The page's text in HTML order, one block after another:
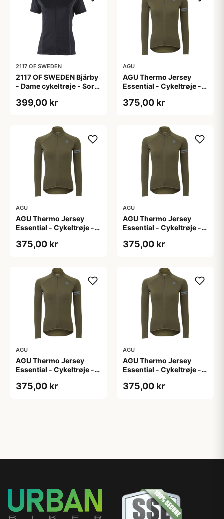
2117 OF SWEDEN
2117 OF SWEDEN Bjärby
- Dame cykeltrøje - Sort
399,00 kr
AGU
AGU Thermo Jersey
Essential - Cykeltrøje -
L
375,00 kr
AGU
AGU Thermo Jersey
Essential - Cykeltrøje -
M
375,00 kr
AGU
AGU Thermo Jersey
Essential - Cykeltrøje -
S
375,00 kr
AGU
AGU Thermo Jersey
Essential - Cykeltrøje -
XL
375,00 kr
AGU
AGU Thermo Jersey
Essential - Cykeltrøje -
XXL
375,00 kr